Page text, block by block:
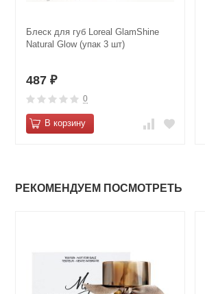
Блеск для губ Loreal GlamShine
Natural Glow (упак 3 шт)
487 ₽
0
В корзину
РЕКОМЕНДУЕМ ПОСМОТРЕТЬ